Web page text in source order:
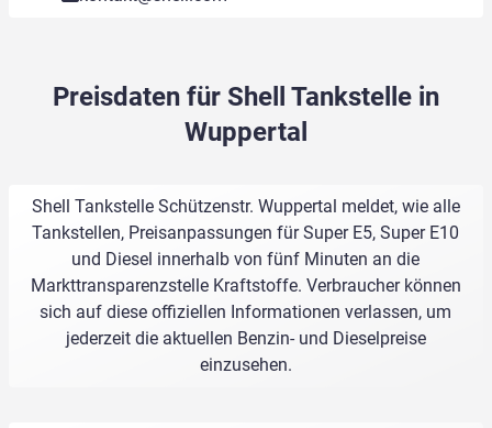
Preisdaten für Shell Tankstelle in
Wuppertal
Shell Tankstelle Schützenstr. Wuppertal meldet, wie alle
Tankstellen, Preisanpassungen für Super E5, Super E10
und Diesel innerhalb von fünf Minuten an die
Markttransparenzstelle Kraftstoffe. Verbraucher können
sich auf diese offiziellen Informationen verlassen, um
jederzeit die aktuellen Benzin- und Dieselpreise
einzusehen.